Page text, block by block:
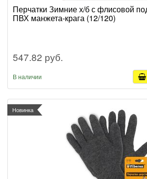
Перчатки Зимние х/б с флисовой
ПВХ манжета-крага (12/120)
547.82 руб.
В наличии
Новинка